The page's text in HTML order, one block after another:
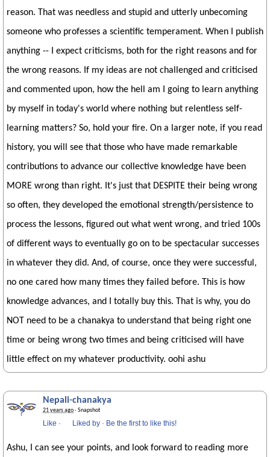
reason. That was needless and stupid and utterly unbecoming
someone who professes a scientific temperament. When I publish
anything -- I expect criticisms, both for the right reasons and for
the wrong reasons. If my ideas are not challenged and criticised
and commented upon, how the hell am I going to learn anything
by myself in today's world where nothing but relentless self-
learning matters? So, hold your fire. On a larger note, if you read
history, you will see that those who have made remarkable
contributions to advance our collective knowledge have been
MORE wrong than right. It's just that DESPITE their being wrong
so often, they developed the emotional strength/persistence to
process the lessons, figured out what went wrong, and tried 100s
of different ways to eventually go on to be spectacular successes
in whatever they did. And, of course, once they were successful,
no one cared how many times they failed before. This is how
knowledge advances, and I totally buy this. That is why, you do
NOT need to be a chanakya to understand that being right one
time or being wrong two times and being criticised will have
little effect on my whatever productivity. oohi ashu
Nepali-chanakya
21 years ago· Snapshot
Like · Liked by · Be the first to like this!
Ashu, I can see your points, and look forward to reading more